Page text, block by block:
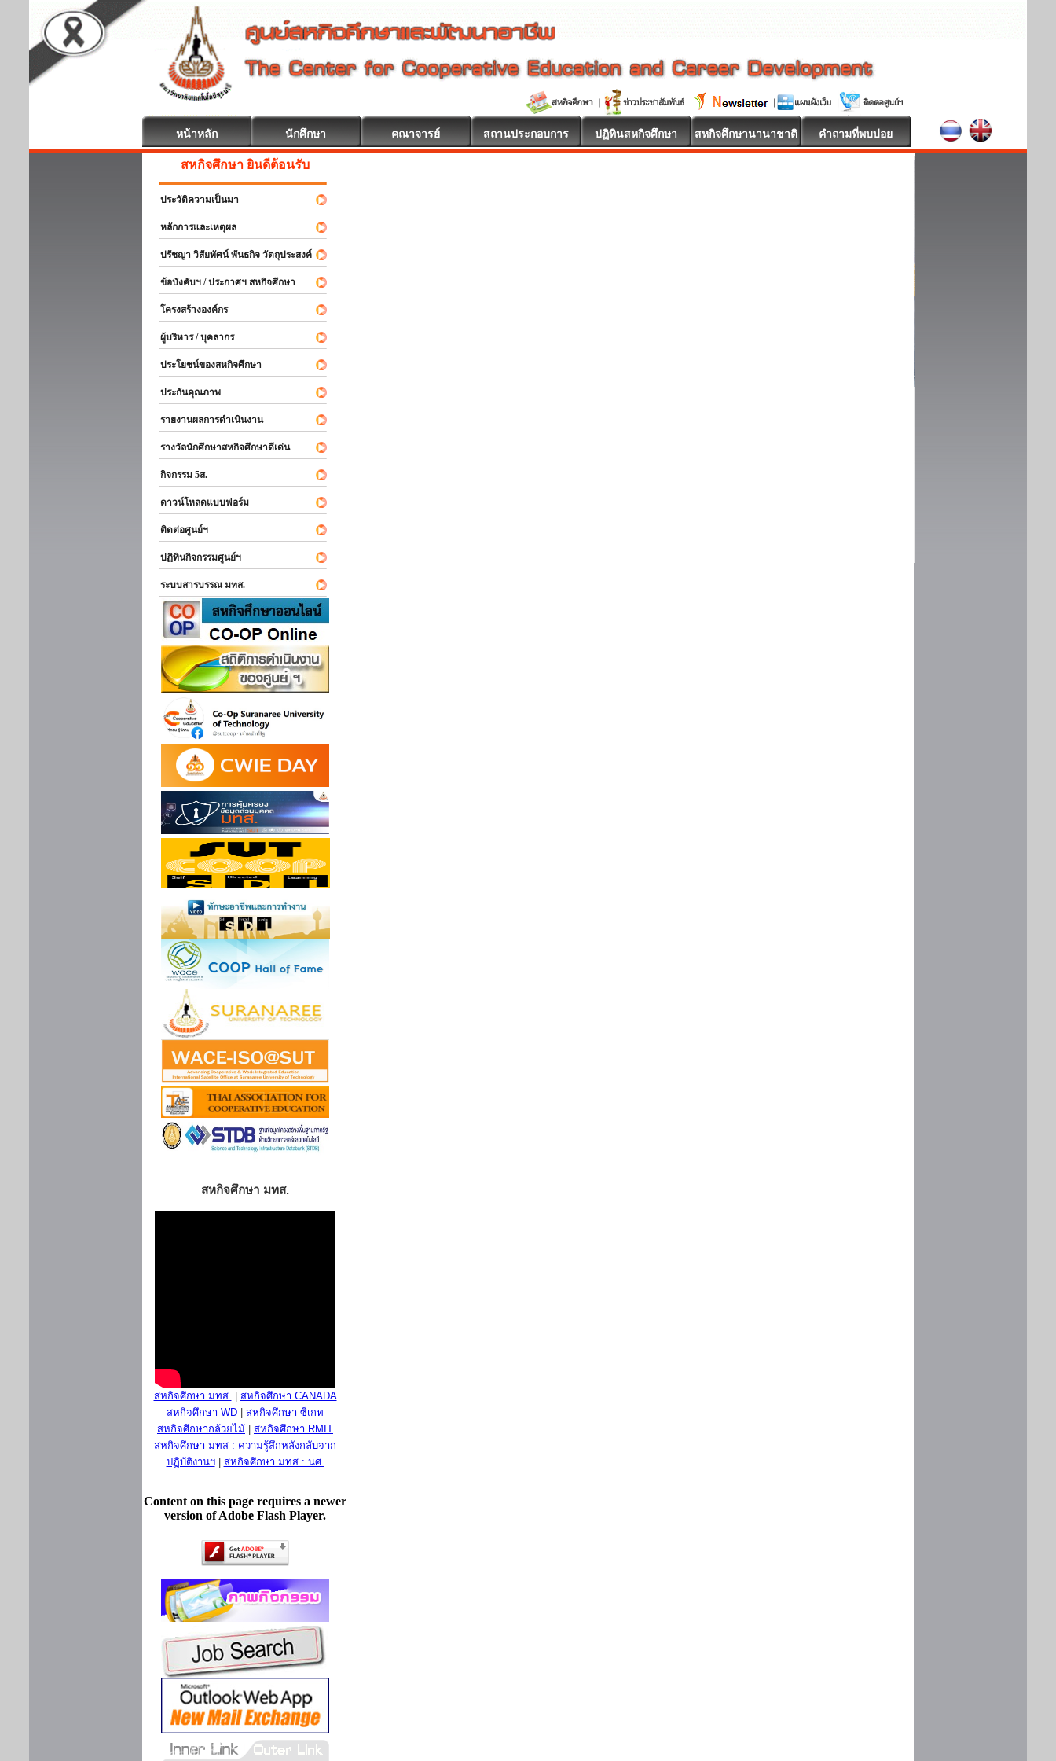
หน้าหลัก นักศึกษา คณาจารย์ สถานประกอบการ ปฏิทินสหกิจศึกษา สหกิจศึกษานานาชาติ คำถามที่พบบ่อย
สหกิจศึกษา ยินดีต้อนรับ
ประวัติความเป็นมา
หลักการและเหตุผล
ปรัชญา วิสัยทัศน์ พันธกิจ วัตถุประสงค์
ข้อบังคับฯ / ประกาศฯ สหกิจศึกษา
โครงสร้างองค์กร
ผู้บริหาร / บุคลากร
ประโยชน์ของสหกิจศึกษา
ประกันคุณภาพ
รายงานผลการดำเนินงาน
รางวัลนักศึกษาสหกิจศึกษาดีเด่น
กิจกรรม 5ส.
ดาวน์โหลดแบบฟอร์ม
ติดต่อศูนย์ฯ
ปฏิทินกิจกรรมศูนย์ฯ
ระบบสารบรรณ มทส.
สหกิจศึกษา มทส.
สหกิจศึกษา มทส.
สหกิจศึกษา CANADA
สหกิจศึกษา WD
สหกิจศึกษา ซีเกท
สหกิจศึกษากล้วยไม้
สหกิจศึกษา RMIT
สหกิจศึกษา มทส : ความรู้สึกหลังกลับจาก
ปฏิบัติงานฯ| สหกิจศึกษา มทส : นศ.
Content on this page requires a newer
version of Adobe Flash Player.